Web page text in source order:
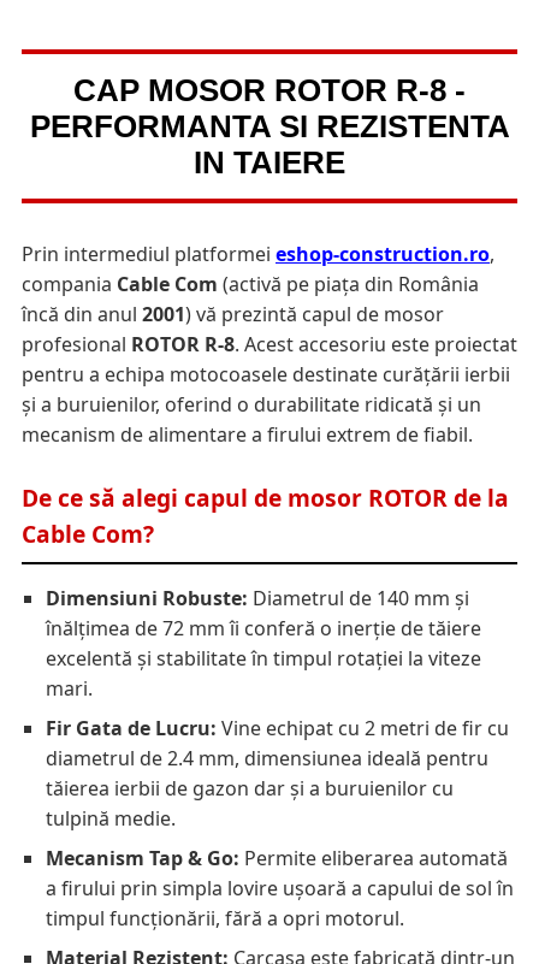
CAP MOSOR ROTOR R-8 -
PERFORMANTA SI REZISTENTA
IN TAIERE
Prin intermediul platformei eshop-construction.ro,
compania Cable Com (activă pe piața din România
încă din anul 2001) vă prezintă capul de mosor
profesional ROTOR R-8. Acest accesoriu este proiectat
pentru a echipa motocoasele destinate curățării ierbii
și a buruienilor, oferind o durabilitate ridicată și un
mecanism de alimentare a firului extrem de fiabil.
De ce să alegi capul de mosor ROTOR de la
Cable Com?
Dimensiuni Robuste: Diametrul de 140 mm și
înălțimea de 72 mm îi conferă o inerție de tăiere
excelentă și stabilitate în timpul rotației la viteze
mari.
Fir Gata de Lucru: Vine echipat cu 2 metri de fir cu
diametrul de 2.4 mm, dimensiunea ideală pentru
tăierea ierbii de gazon dar și a buruienilor cu
tulpină medie.
Mecanism Tap & Go: Permite eliberarea automată
a firului prin simpla lovire ușoară a capului de sol în
timpul funcționării, fără a opri motorul.
Material Rezistent: Carcasa este fabricată dintr-un